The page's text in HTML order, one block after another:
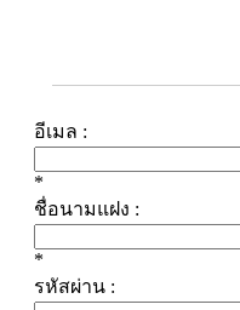
อีเมล :
*
ชื่อนามแฝง :
*
รหัสผ่าน :